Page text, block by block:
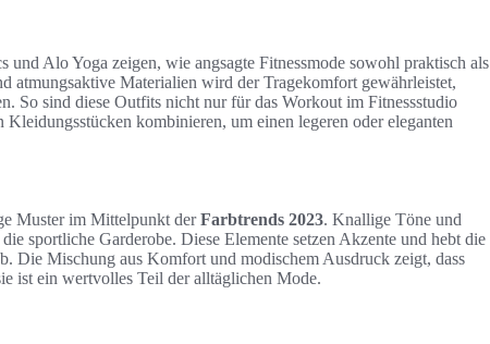
Alo Yoga zeigen, wie angsagte Fitnessmode sowohl praktisch als
atmungsaktive Materialien wird der Tragekomfort gewährleistet,
So sind diese Outfits nicht nur für das Workout im Fitnessstudio
kombinieren, um einen legeren oder eleganten
Muster im Mittelpunkt derFarbtrends 2023. Knallige Töne und
sportliche Garderobe. Diese Elemente setzen Akzente und hebt die
Die Mischung aus Komfort und modischem Ausdruck zeigt, dass
ist ein wertvolles Teil der alltäglichen Mode.